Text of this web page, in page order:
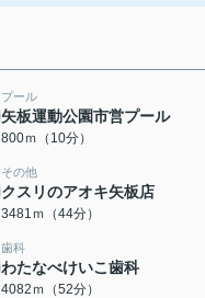
プール
矢板運動公園市営プール
800ｍ（10分）
その他
クスリのアオキ矢板店
3481ｍ（44分）
歯科
わたなべけいこ歯科
4082ｍ（52分）